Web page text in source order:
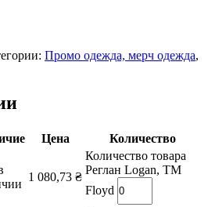
Промо одежда, мерч одежда,
Цена Количество
1 080,73 ₴
Количество товара
Реглан Logan, TM
Floyd